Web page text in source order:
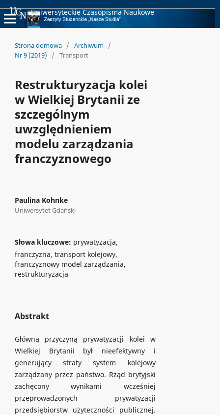
Uniwersyteckie Czasopisma Naukowe
Strona domowa / Archiwum /
Nr 9 (2019)
/ Transport
Restrukturyzacja kolei
w Wielkiej Brytanii ze
szczególnym
uwzględnieniem
modelu zarządzania
franczyznowego
Paulina Kohnke
Uniwersytet Gdański
Słowa kluczowe: prywatyzacja,
franczyzna, transport kolejowy,
franczyznowy model zarządzania,
restrukturyzacja
Abstrakt
Główną przyczyną prywatyzacji kolei w
Wielkiej Brytanii był nieefektywny i
generujący straty system kolejowy
zarządzany przez państwo. Rząd brytyjski
zachęcony wynikami wcześniej
przeprowadzonych prywatyzacji
przedsiębiorstw użyteczności publicznej.